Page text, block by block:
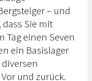
– und
Sie mit
Tag einen Seven
ein Basislager
und zurück.